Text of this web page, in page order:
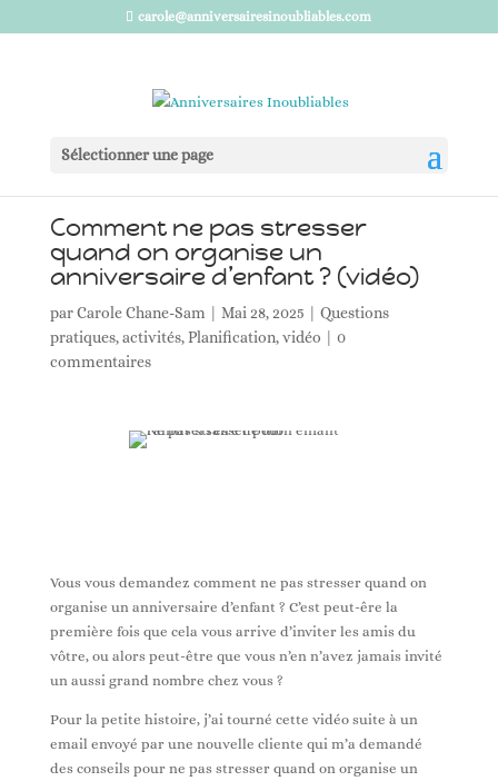
carole@anniversairesinoubliables.com
Sélectionner une page
Comment ne pas stresser
quand on organise un
anniversaire d’enfant ? (vidéo)
parCarole Chane-Sam Mai 28, 2025
Questions
pratiques, activités, Planification, vidéo
0
commentaires
Vous vous demandez comment ne pas stresser quand on
organise un anniversaire d’enfant ? C’est peut-êre la
première fois que cela vous arrive d’inviter les amis du
vôtre, ou alors peut-être que vous n’en n’avez jamais invité
un aussi grand nombre chez vous ?
Pour la petite histoire, j’ai tourné cette vidéo suite à un
email envoyé par une nouvelle cliente qui m’a demandé
des conseils pour ne pas stresser quand on organise un